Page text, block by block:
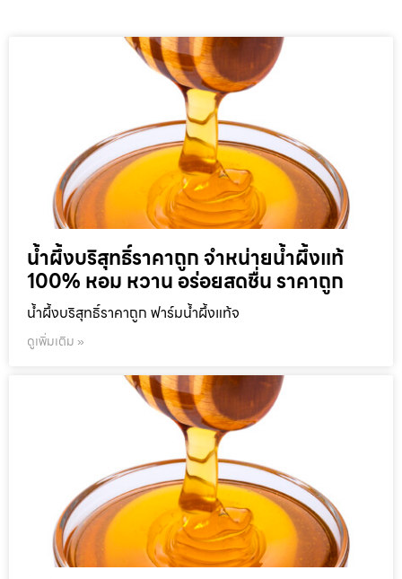
น้ำผึ้งบริสุทธิ์ราคาถูก จำหน่ายน้ำผึ้งแท้
100% หอม หวาน อร่อยสดชื่น ราคาถูก
น้ำผึ้งบริสุทธิ์ราคาถูก ฟาร์มน้ำผึ้งแท้จ
ดูเพิ่มเติม »